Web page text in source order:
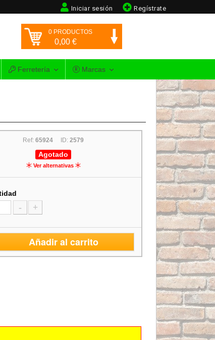
Regístrate
Iniciar sesión
0 PRODUCTOS
0,00 €
Ferretería Marcas
Ref:65924 ID:2579
Agotado
Ver alternativas
- +
Añadir al carrito